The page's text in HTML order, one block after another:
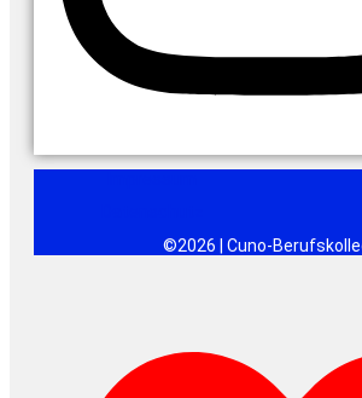
©2026 | Cuno-